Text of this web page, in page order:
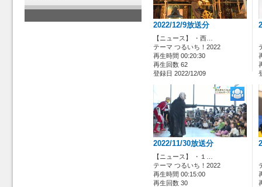
2022/12/9放送分
【ニュース】 ・西…
テーマ つるいち！2022
再生時間 00:20:30
再生回数 62
登録日 2022/12/09
2022/11/30放送分
【ニュース】 ・１…
テーマ つるいち！2022
再生時間 00:15:00
再生回数 30